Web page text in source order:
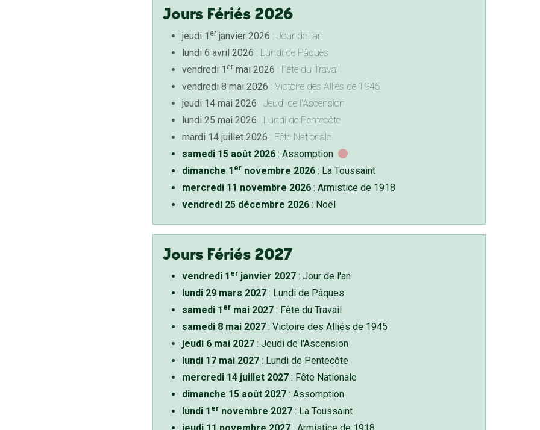
Jours Fériés 2026
jeudi 1 erjanvier 2026 : Jour de l'an
lundi 6 avril 2026 : Lundi de Pâques
vendredi 1 ermai 2026 : Fête du Travail
vendredi 8 mai 2026 : Victoire des Alliés de 1945
jeudi 14 mai 2026 : Jeudi de l'Ascension
lundi 25 mai 2026 : Lundi de Pentecôte
mardi 14 juillet 2026 : Fête Nationale
samedi 15 août 2026: Assomption
dimanche 1 ernovembre 2026: La Toussaint
mercredi 11 novembre 2026: Armistice de 1918
vendredi 25 décembre 2026: Noël
Jours Fériés 2027
vendredi 1 erjanvier 2027: Jour de l'an
lundi 29 mars 2027: Lundi de Pâques
samedi 1 ermai 2027: Fête du Travail
samedi 8 mai 2027: Victoire des Alliés de 1945
jeudi 6 mai 2027: Jeudi de l'Ascension
lundi 17 mai 2027: Lundi de Pentecôte
mercredi 14 juillet 2027: Fête Nationale
dimanche 15 août 2027: Assomption
lundi 1 ernovembre 2027: La Toussaint
jeudi 11 novembre 2027: Armistice de 1918